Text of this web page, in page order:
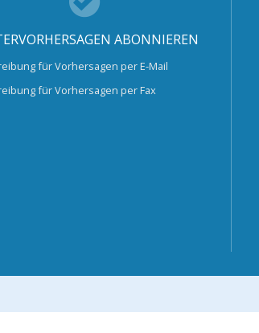
ABONNIEREN
für Vorhersagen per E-Mail
für Vorhersagen per Fax